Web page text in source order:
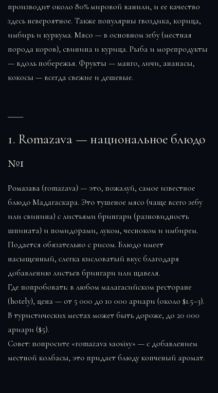
производит около 80% мировой ванили, и ее качество
здесь невероятное. Также популярны гвоздика, корица,
имбирь и куркума. Мясо — в основном зебу (местная
порода коров), свинина и курица. Рыба и морепродукты
— вдоль побережья. Фрукты — манго, личи, ананасы,
кокосы — всегда свежие и дешевые.
1. Romazava — национальное блюдо
№1
Ромазава(romazava) — это, пожалуй, самое известное
блюдо Мадагаскара. Это тушеное мясо (чаще всего зебу
или свинина) с листьями брингари (разновидность
шпината) и помидорами, луком, чесноком и имбирем.
Подается обязательно с рисом. Блюдо имеет
насыщенный, слегка кисловатый вкус благодаря
добавлению листьев брингари или щавеля.
Где попробовать: в любом малагасийском ресторане
(hotely), цена — от 5 000 до 10 000 ариари (около $1.5–3).
В туристических местах может быть дороже, до 20 000
ариари ($5).
Совет: попросите «romazava saosisy» — с добавлением
местной колбасы, это придает блюду копченый аромат.